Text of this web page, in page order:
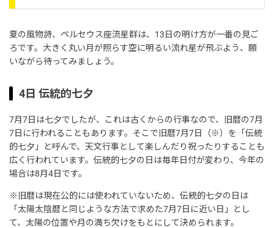
夏の風物詩、ペルセウス座流星群は、13日の明け方が一番の見ご
ろです。大きく丸い月が照らす空に明るい流れ星が飛ぶよう、願
いながら待ってみましょう。
4日 伝統的七夕
7月7日は七夕でしたが、これは古くからの行事なので、旧暦の7月
7日に行われることもあります。そこで旧暦7月7日（※）を「伝統
的七夕」と呼んで、天文行事として楽しんだり祝ったりすることも
広く行われています。伝統的七夕の日は毎年日付が変わり、今年の
場合は8月4日です。
※旧暦は現在公的には使われていないため、伝統的七夕の日は
「太陽太陰暦と同じような方法で求めた7月7日に近い日」とし
て、太陽の位置や月の満ち欠けをもとにして決められます。